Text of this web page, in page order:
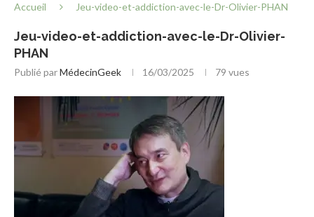
Accueil Jeu-video-et-addiction-avec-le-Dr-Olivier-PHAN
Jeu-video-et-addiction-avec-le-Dr-Olivier-
PHAN
Publié parMédecinGeek 16/03/2025 79 vues